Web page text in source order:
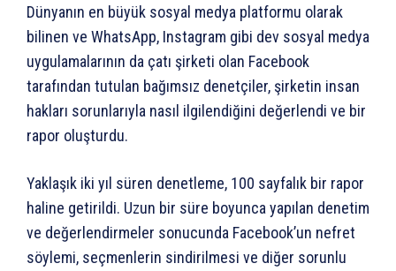
Dünyanın en büyük sosyal medya platformu olarak
bilinen ve WhatsApp, Instagram gibi dev sosyal medya
uygulamalarının da çatı şirketi olan Facebook
tarafından tutulan bağımsız denetçiler, şirketin insan
hakları sorunlarıyla nasıl ilgilendiğini değerlendi ve bir
rapor oluşturdu.
Yaklaşık iki yıl süren denetleme, 100 sayfalık bir rapor
haline getirildi. Uzun bir süre boyunca yapılan denetim
ve değerlendirmeler sonucunda Facebook’un nefret
söylemi, seçmenlerin sindirilmesi ve diğer sorunlu